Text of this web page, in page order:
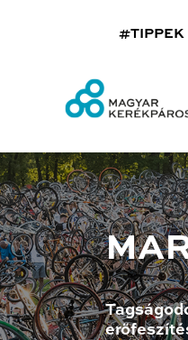
#TIPPEK